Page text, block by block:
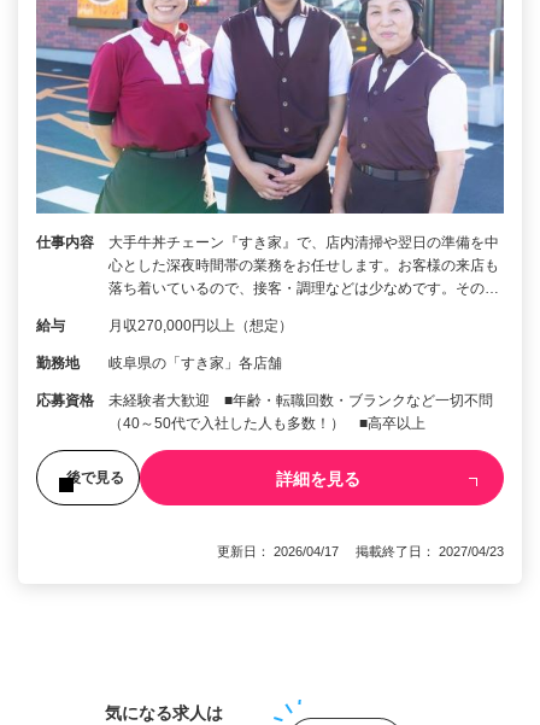
仕事内容
大手牛丼チェーン『すき家』で、店内清掃や翌日の準備を中
心とした深夜時間帯の業務をお任せします。お客様の来店も
落ち着いているので、接客・調理などは少なめです。その…
給与 月収270,000円以上（想定）
勤務地 岐阜県の「すき家」各店舗
応募資格
未経験者大歓迎 ■年齢・転職回数・ブランクなど一切不問
（40～50代で入社した人も多数！） ■高卒以上
後で見る 詳細を見る
更新日： 2026/04/17 掲載終了日： 2027/04/23
気になる求人は